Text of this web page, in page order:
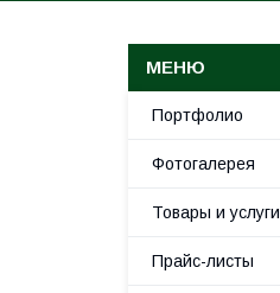
Портфолио
Фотогалерея
Товары и услуги
Прайс-листы